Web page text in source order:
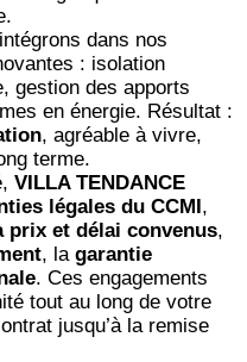
dans nos
: isolation
gestion des apports
en énergie. Résultat :
, agréable à vivre,
terme.
VILLA TENDANCE
légales du CCMI,
prix et délai convenus,
, lagarantie
. Ces engagements
tout au long de votre
jusqu’à la remise